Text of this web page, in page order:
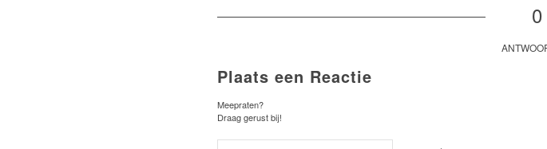
0
Plaats een Reactie
Meepraten?
Draag gerust bij!